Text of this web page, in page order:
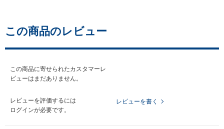
この商品のレビュー
この商品に寄せられたカスタマーレ
ビューはまだありません。
レビューを評価するには
ログインが必要です。
レビューを書く